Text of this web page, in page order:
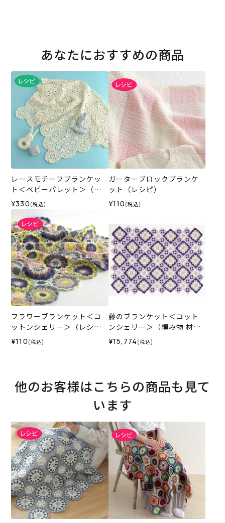
あなたにおすすめの商品
レースモチーフブランケッ
ト＜ベビーパレット＞（レ
シピ）
¥330 (税込)
ガーターブロックブランケ
ット（レシピ）
¥110 (税込)
フラワーブランケット＜コ
ットンシェリー＞（レシ
ピ）
¥110 (税込)
藤のブランケット＜コット
ンシェリー＞（編み物 材料
セット）
¥15,774 (税込)
他のお客様はこちらの商品も見て
います